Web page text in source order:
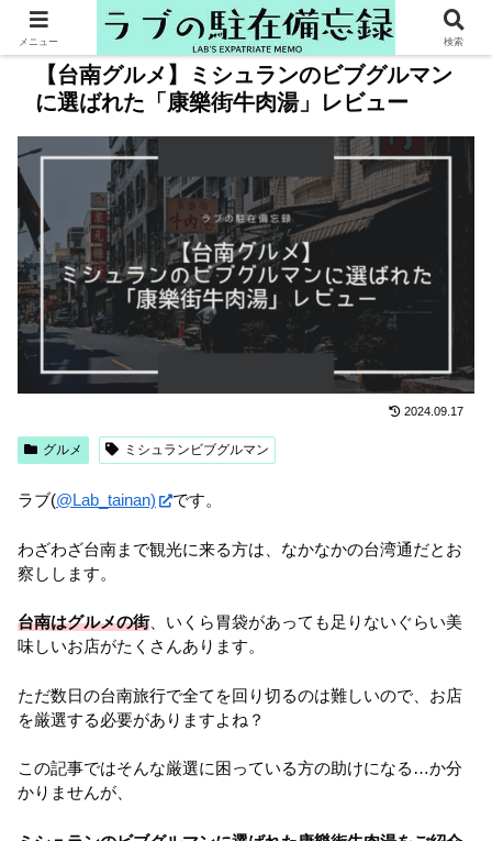
【台南グルメ】ミシュランのビブグルマン
に選ばれた「康樂街牛肉湯」レビュー
2024.09.17
グルメ ミシュランビブグルマン
ラブ(@Lab_tainan) です。
わざわざ台南まで観光に来る方は、なかなかの台湾通だとお
察しします。
台南はグルメの街 、いくら胃袋があっても足りないぐらい美
味しいお店がたくさんあります。
ただ数日の台南旅行で全てを回り切るのは難しいので、お店
を厳選する必要がありますよね？
この記事ではそんな厳選に困っている方の助けになる…か分
かりませんが、
メニュー 検索